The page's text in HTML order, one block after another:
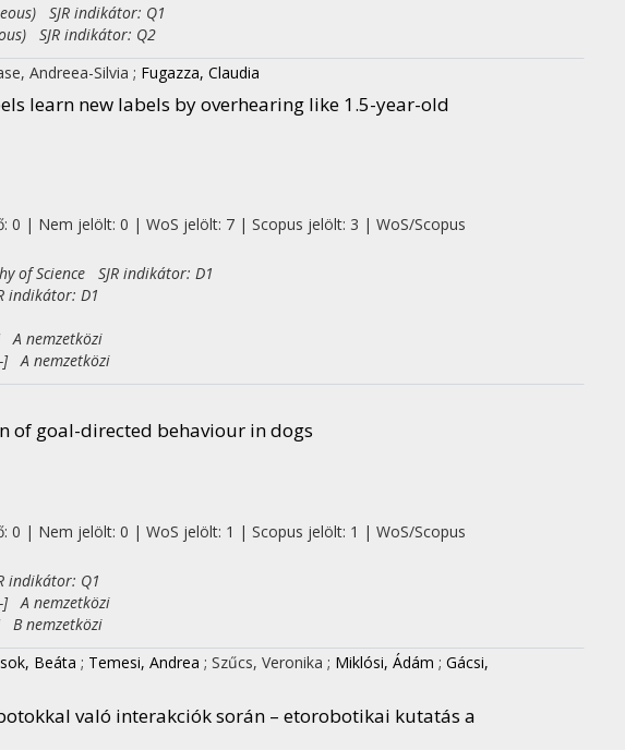
SJR indikátor: Q1
SJR indikátor: Q2
Andreea-Silvia ; Fugazza, Claudia
learn new labels by overhearing like 1.5-year-old
0 | Nem jelölt: 0 | WoS jelölt: 7 | Scopus jelölt: 3 | WoS/Scopus
of Science SJR indikátor: D1
indikátor: D1
A nemzetközi
] A nemzetközi
of goal-directed behaviour in dogs
0 | Nem jelölt: 0 | WoS jelölt: 1 | Scopus jelölt: 1 | WoS/Scopus
indikátor: Q1
] A nemzetközi
B nemzetközi
Beáta ; Temesi, Andrea ; Szűcs, Veronika ; Miklósi, Ádám ; Gácsi,
való interakciók során – etorobotikai kutatás a